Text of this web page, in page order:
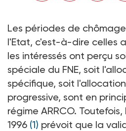
Les périodes de
l'Etat, c'est-à-dire celles
les intéressés ont perçu
spéciale du FNE, soit
spécifique, soit
progressive, sont en
régime ARRCO.
1996 (1) prévoit que la